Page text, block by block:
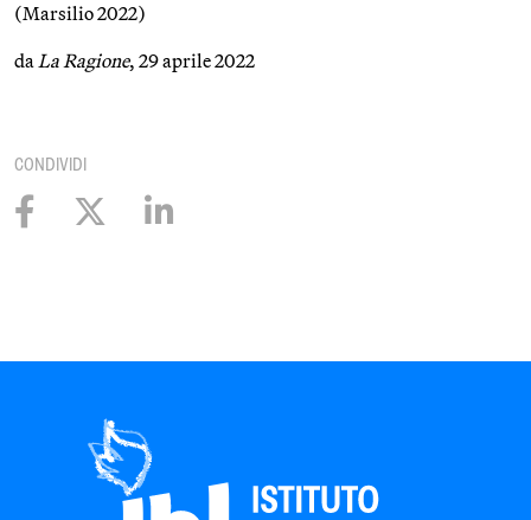
(Marsilio 2022)
daLa Ragione, 29 aprile 2022
CONDIVIDI